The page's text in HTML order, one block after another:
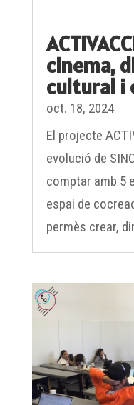
cinema,
cultural i
oct. 18, 2024
El projecte
evolució de
comptar amb 5
espai de
permès crear,